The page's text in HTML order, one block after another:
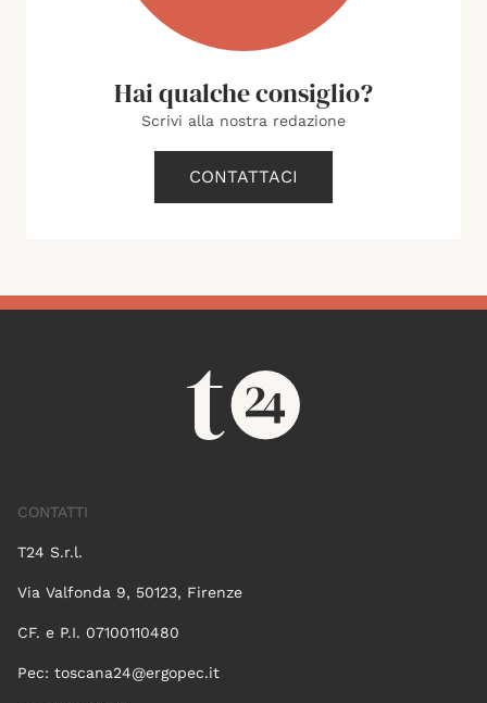
Hai qualche consiglio?
Scrivi alla nostra redazione
CONTATTACI
CONTATTI
T24 S.r.l.
Via Valfonda 9, 50123, Firenze
CF. e P.I. 07100110480
Pec: toscana24@ergopec.it